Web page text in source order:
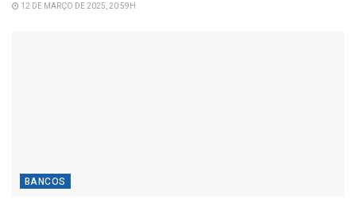
12 DE MARÇO DE 2025, 20:59H
BANCOS